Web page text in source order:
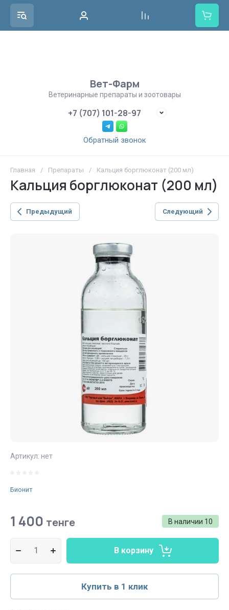
Вет-Фарм
Ветеринарные препараты и зоотовары
+7 (707) 101-28-97
Обратный звонок
Главная / Препараты / Кальция борглюконат (200 мл)
Кальция борглюконат (200 мл)
Предыдущий Следующий
Артикул: нет
Бионит
В наличии 10
1 400 тенге
В корзину
Купить в 1 клик